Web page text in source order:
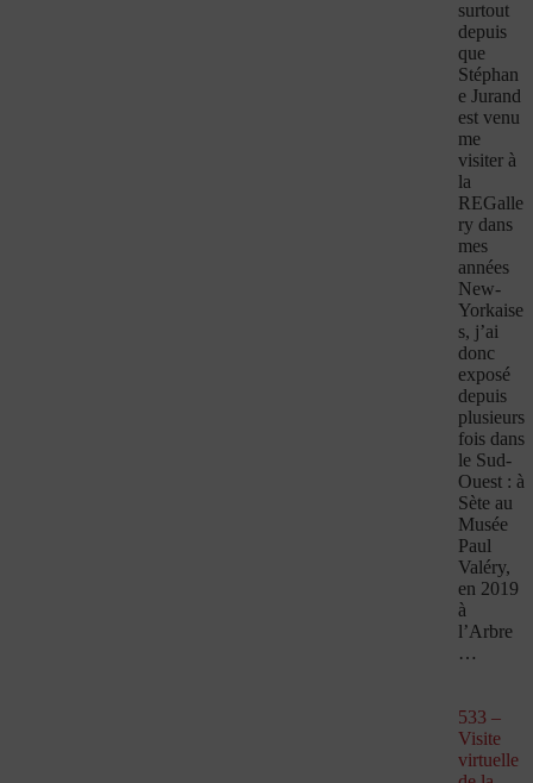
surtout
depuis
que
Stéphan
e Jurand
est venu
me
visiter à
la
REGalle
ry dans
mes
années
New-
Yorkaise
s, j’ai
donc
exposé
depuis
plusieurs
fois dans
le Sud-
Ouest : à
Sète au
Musée
Paul
Valéry,
en 2019
à
l’Arbre
…
533 –
Visite
virtuelle